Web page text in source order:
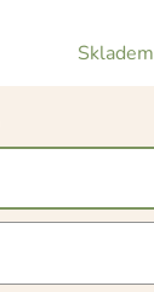
Skladem